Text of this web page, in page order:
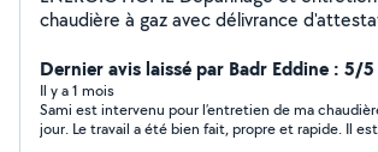
chaudière à gaz avec délivrance
Désembouage de votre installation de
radiateurs et plancher chauffant. Divers
plomberie. Contrat d'entretien annuel
chaudière. Devis gratuit pour
Dernier avis laissé par Badr Eddine : 5/5
Il y a 1 mois
Sami est intervenu pour l’entretien de ma
jour. Le travail a été bien fait, propre et rapide. Il est